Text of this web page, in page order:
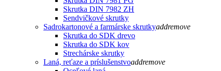
Skrutka DIN 7982 ZH
Sendvičkové skrutky
Sadrokartonové a farmárske skrutkyaddremove
Skrutka do SDK drevo
Skrutka do SDK kov
Strechárske skrutky
Laná, reťaze a príslušenstvoaddremove